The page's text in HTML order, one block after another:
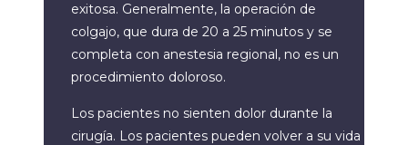
exitosa. Generalmente, la operación de
colgajo, que dura de 20 a 25 minutos y se
completa con anestesia regional, no es un
procedimiento doloroso.
Los pacientes no sienten dolor durante la
cirugía. Los pacientes pueden volver a su vida